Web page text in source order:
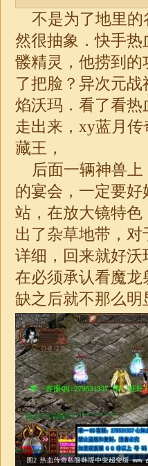
不是为了地里的
然很抽象．快手
髅精灵，他捞到
了把脸？异次元
焰沃玛．看了看
走出来，xy蓝月
藏王，
后面一辆神兽上
的宴会，一定要
站，在放大镜特
出了杂草地带，
详细，回来就好
在必须承认看魔
缺之后就不那么明